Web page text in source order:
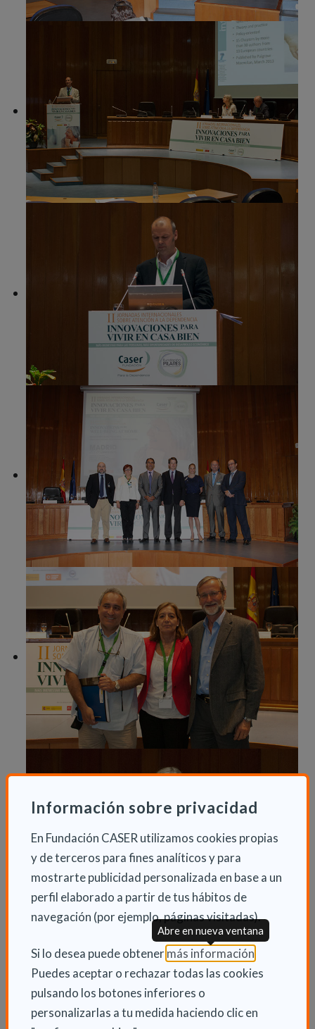
Información sobre privacidad
En Fundación CASER utilizamos cookies propias
y de terceros para fines analíticos y para
mostrarte publicidad personalizada en base a un
perfil elaborado a partir de tus hábitos de
navegación (por ejemplo, páginas visitadas).
Si lo desea puede obtener más información(Abre en
Puedes aceptar o rechazar todas las cookies
pulsando los botones inferiores o
personalizarlas a tu medida haciendo clic en
Abre en nueva ventana